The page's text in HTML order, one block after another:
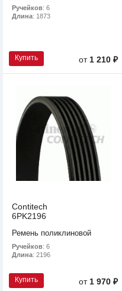
Ручейков: 6
Длина: 1873
Купить от 1 210 ₽
Contitech
6PK2196
Ремень поликлиновой
Ручейков: 6
Длина: 2196
Купить от 1 970 ₽